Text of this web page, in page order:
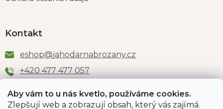
Aby vám to u nás kvetlo, používáme cookies.
Zlepšují web a zobrazují obsah, který vás zajímá.
Kontakt
eshop@jahodarnabrozany.cz
+420 477 477 057